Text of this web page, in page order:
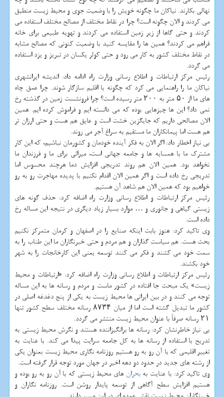
نهالی بكارند. نیاكان ما چگونه خویش را با وضعیت جوی و محیط زیست منطبق
می كردند و الان چگونه است؟ چرا در نقاط مختلف از مصالح مختلف استفاده می
كردند و حتی گاها از زیر زمین استفاده می كردند و تهویه طبیعی برای خانه
فراهم می كردند؟ همین ها را مقایسه كنید با وضعیت كنونی كه مصالح مشابه
در نقاط مختلف كشور به كار می رود و حتی كولر یكسان در تبریز و یزد استفاده
می گردد.
رئیس مركز ارتباطات و اطلاع رسانی وزارت راه ادامه داد: اندیشه ایرانشهری
نیاكان ما را راهنمایی می كرد كه چگونه با اقلیم سازگار شوند. چرا عمق چاه
های ما از ۵۰ متر به ۲۰۰ متر رسیده است؟ چرا فرونشست زمین در گذشته رخ
نمی داد؟ این ها چیزهایی بوده كه می دانسته ایم و فراموش كرده ایم. همین
الان مصالحی داریم كه جایگزین خشت است و عایق هم هست و حتی ارزان تر
هم هست اما پیمانكاران ما مستقیم به سراغ آجر می روند.
بی نیاز اخطار داد: اگر الان به فكر آینده خودمان و كشورمان نباشیم، كه این كار
مشترك ما با همسایه ها و جامعه جهانی است، میراثی برای ما و فرزندان ما
نخواهد بود. همین الان هم روند تدریجی افزایش دما هرچند محسوس اما
تدریجی رخ داده است و اگر همین الان اقدام نكنیم با پدیده مهاجرت رو به رو
خواهیم بود كه همین الان هم شاهد آن هستیم.
رئیس مركز ارتباطات و اطلاع رسانی وزارت راه اضافه كرد: حذف گونه های
زیستی گیاهی و جانوری و … موارد بسیار زیاد دیگری در نتیجه این مساله رخ
داده است.
وی تاكید كرد: هنوز بابت اینكه صنایع را در اصفهان و كرمان متمركز نكنیم
بحث هست. هم سیاست گذاران و هم مردم و حتی خبرنگاران ما این طناب را به
سمت خود می كشند و فكر می كنند توسعه یعنی این كارخانجات را به شهر
خود بكشند.
رئیس مركز ارتباطات و اطلاع رسانی وزارت راه اضافه كرد: «ارتباطات و محیط
زیست» یك مبحث جا افتاده در كشور ماست و مردم و رسانه ها به این مساله
توجه می كنند و در بین ایرانی ها محیط زیست به یكی از پنج دغدغه اصلی در
كشور ما تبدیل گشته است اما از میان ۸۷۳۴ رسانه مختلف سطح كشور تنها
۲۱ رسانه صرفاً با عنوان محیط زیست منتشر می گردد.
بی نیاز خاطرنشان كرد: رسانه ها برانگیزاننده هستند و نگرش محیط زیستی به
تدریح با استفاده از رسانه ها به كل جامعه سرایت پیدا می كند. با عنایت به
تغییر اقلیمی كه با آن رو به رو هستیم روزنامه نگاری محیط زیست بعنوان یكی
از رشته های جدید در حدود دو دهه اخیر در جهان مورد توجه قرار گرفته است.
وی تاكید كرد: با عنایت بهبحران های محیط زیستی كه با آن رو به رو بوده و
هستیم افزایش سطح آگاهی از توسعه پایدار روشن است. روزنامه نگاران و